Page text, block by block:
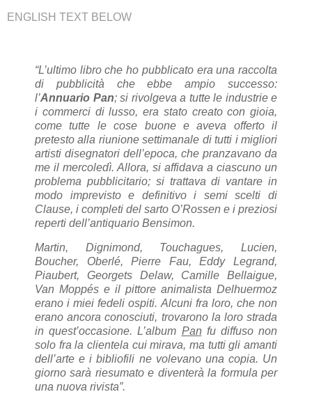
ENGLISH TEXT BELOW
“L’ultimo libro che ho pubblicato era una raccolta
di pubblicità che ebbe ampio successo:
l’Annuario Pan; si rivolgeva a tutte le industrie e
i commerci di lusso, era stato creato con gioia,
come tutte le cose buone e aveva offerto il
pretesto alla riunione settimanale di tutti i migliori
artisti disegnatori dell’epoca, che pranzavano da
me il mercoledì. Allora, si affidava a ciascuno un
problema pubblicitario; si trattava di vantare in
modo imprevisto e definitivo i semi scelti di
Clause, i completi del sarto O’Rossen e i preziosi
reperti dell’antiquario Bensimon.
Martin, Dignimond, Touchagues, Lucien,
Boucher, Oberlé, Pierre Fau, Eddy Legrand,
Piaubert, Georgets Delaw, Camille Bellaigue,
Van Moppés e il pittore animalista Delhuermoz
erano i miei fedeli ospiti. Alcuni fra loro, che non
erano ancora conosciuti, trovarono la loro strada
in quest’occasione. L’album Pan fu diffuso non
solo fra la clientela cui mirava, ma tutti gli amanti
dell’arte e i bibliofili ne volevano una copia. Un
giorno sarà riesumato e diventerà la formula per
una nuova rivista”.